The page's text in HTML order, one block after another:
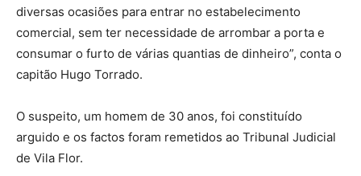
diversas ocasiões para entrar no estabelecimento
comercial, sem ter necessidade de arrombar a porta e
consumar o furto de várias quantias de dinheiro”, conta o
capitão Hugo Torrado.
O suspeito, um homem de 30 anos, foi constituído
arguido e os factos foram remetidos ao Tribunal Judicial
de Vila Flor.